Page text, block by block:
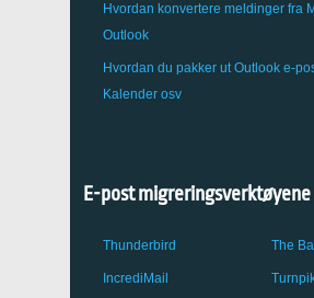
Hvordan konvertere meldinger fra
Outlook
Hvordan du pakker utOutlook e-
Kalender osv
E-post
Thunderbird
IncrediMail
The